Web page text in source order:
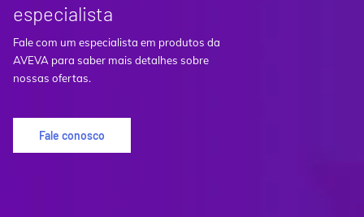
especialista
Fale com um especialista em produtos da
AVEVA para saber mais detalhes sobre
nossas ofertas.
Fale conosco